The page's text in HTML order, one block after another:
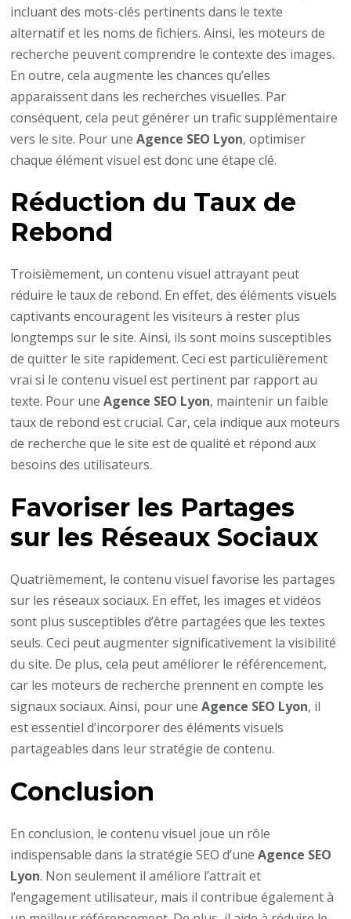
incluant des mots-clés pertinents dans le texte
alternatif et les noms de fichiers. Ainsi, les moteurs de
recherche peuvent comprendre le contexte des images.
En outre, cela augmente les chances qu’elles
apparaissent dans les recherches visuelles. Par
conséquent, cela peut générer un trafic supplémentaire
vers le site. Pour uneAgence SEO Lyon, optimiser
chaque élément visuel est donc une étape clé.
Réduction du Taux de
Rebond
Troisièmement, un contenu visuel attrayant peut
réduire le taux de rebond. En effet, des éléments visuels
captivants encouragent les visiteurs à rester plus
longtemps sur le site. Ainsi, ils sont moins susceptibles
de quitter le site rapidement. Ceci est particulièrement
vrai si le contenu visuel est pertinent par rapport au
texte. Pour uneAgence SEO Lyon, maintenir un faible
taux de rebond est crucial. Car, cela indique aux moteurs
de recherche que le site est de qualité et répond aux
besoins des utilisateurs.
Favoriser les Partages
sur les Réseaux Sociaux
Quatrièmement, le contenu visuel favorise les partages
sur les réseaux sociaux. En effet, les images et vidéos
sont plus susceptibles d’être partagées que les textes
seuls. Ceci peut augmenter significativement la visibilité
du site. De plus, cela peut améliorer le référencement,
car les moteurs de recherche prennent en compte les
signaux sociaux. Ainsi, pour uneAgence SEO Lyon, il
est essentiel d’incorporer des éléments visuels
partageables dans leur stratégie de contenu.
Conclusion
En conclusion, le contenu visuel joue un rôle
indispensable dans la stratégie SEO d’uneAgence SEO
Lyon. Non seulement il améliore l’attrait et
l’engagement utilisateur, mais il contribue également à